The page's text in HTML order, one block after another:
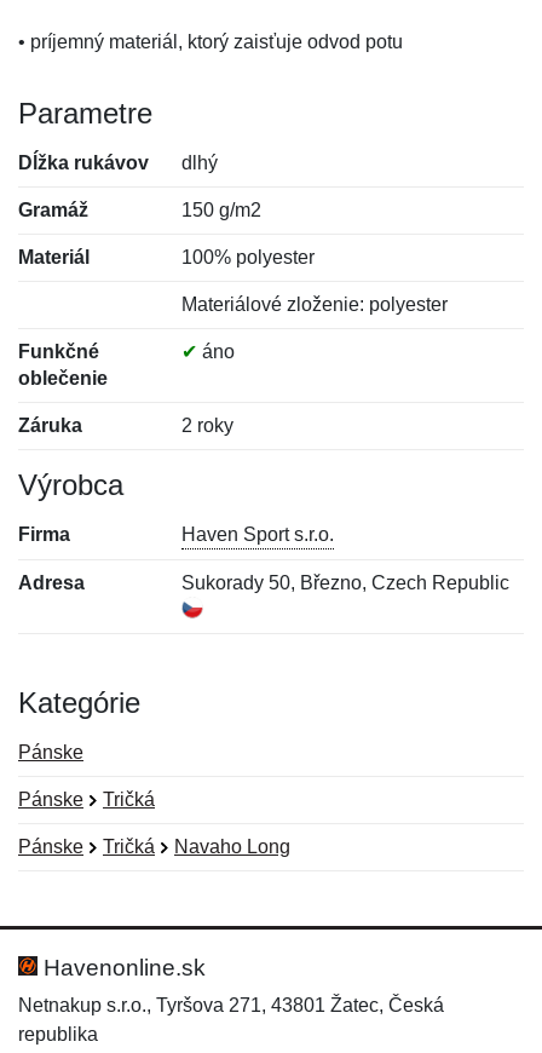
• príjemný materiál, ktorý zaisťuje odvod potu
Parametre
Dĺžka rukávov dlhý
Gramáž 150 g/m2
Materiál 100% polyester
Materiálové zloženie: polyester
Funkčné
oblečenie
✔ áno
Záruka 2 roky
Výrobca
Firma Haven Sport s.r.o.
Adresa Sukorady 50, Březno, Czech Republic
Kategórie
Pánske
Pánske Tričká
Pánske Tričká Navaho Long
Hodnotenie:
Meno:
Havenonline.sk
Netnakup s.r.o., Tyršova 271, 43801 Žatec, Česká
republika